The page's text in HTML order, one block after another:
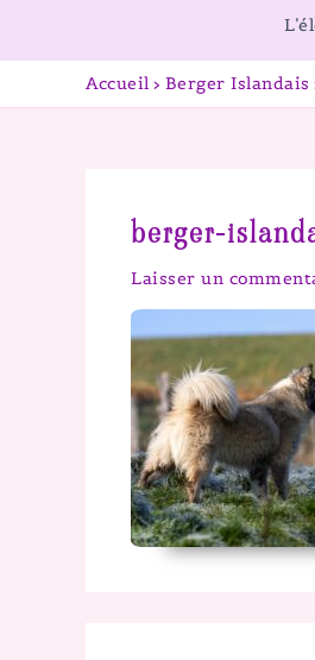
Accueil Berger Islandais
berger-
Laisser un